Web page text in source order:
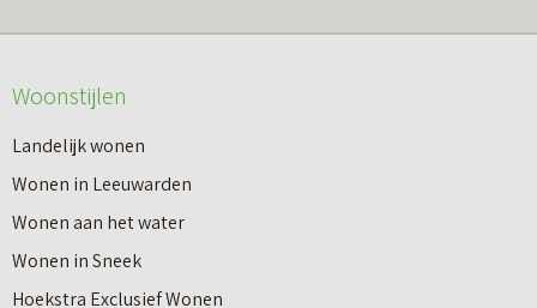
o
e
r
I
n
8
s
e
o
v
e
r
Woonstijlen
Landelijk wonen
Wonen in Leeuwarden
Wonen aan het water
Wonen in Sneek
Hoekstra Exclusief Wonen